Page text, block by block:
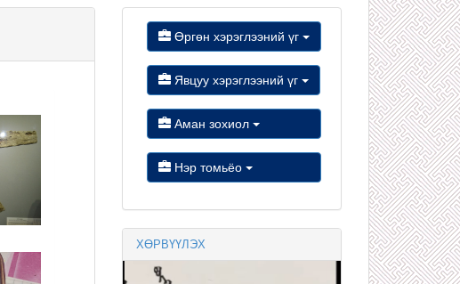
Өргөн хэрэглээний үг
Явцуу хэрэглээний үг
Аман зохиол
Нэр томьёо
ХӨРВҮҮЛЭХ